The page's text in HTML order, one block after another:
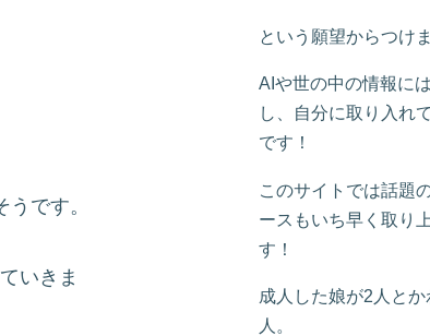
です。
いきま
という願望からつけ
AIや世の中の情報に
し、自分に取り入れ
です！
このサイトでは話題
ースもいち早く取り
す！
成人した娘が2人と
人。